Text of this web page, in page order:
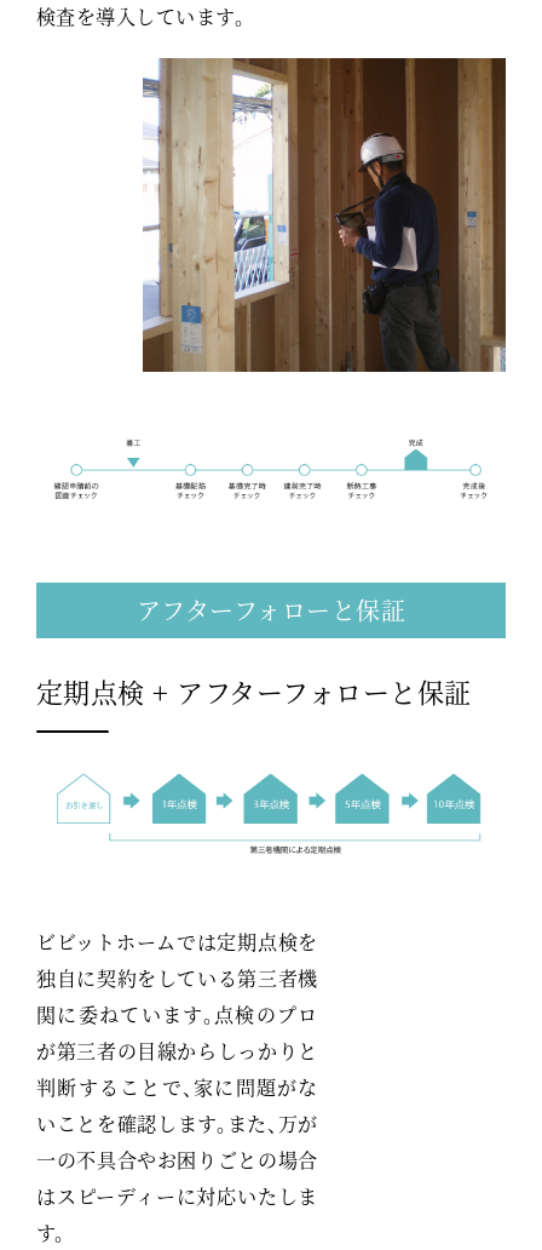
検査を導入しています。
アフターフォローと保証
定期点検 + アフターフォローと保証
ビビットホームでは定期点検を
独自に契約をしている第三者機
関に委ねています。点検のプロ
が第三者の目線からしっかりと
判断することで、家に問題がな
いことを確認します。また、万が
一の不具合やお困りごとの場合
はスピーディーに対応いたしま
す。